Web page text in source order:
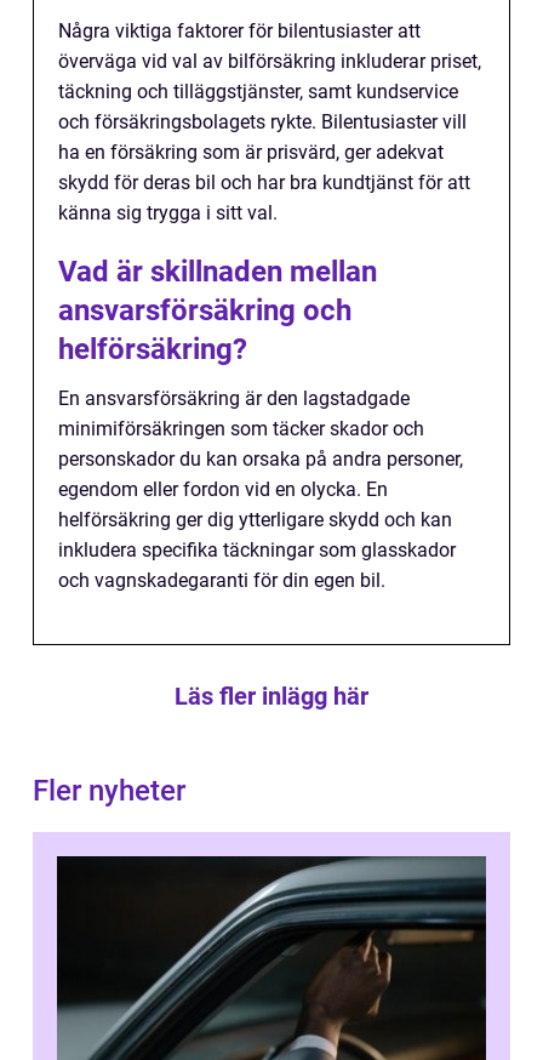
Några viktiga faktorer för bilentusiaster att
överväga vid val av bilförsäkring inkluderar priset,
täckning och tilläggstjänster, samt kundservice
och försäkringsbolagets rykte. Bilentusiaster vill
ha en försäkring som är prisvärd, ger adekvat
skydd för deras bil och har bra kundtjänst för att
känna sig trygga i sitt val.
Vad är skillnaden mellan
ansvarsförsäkring och
helförsäkring?
En ansvarsförsäkring är den lagstadgade
minimiförsäkringen som täcker skador och
personskador du kan orsaka på andra personer,
egendom eller fordon vid en olycka. En
helförsäkring ger dig ytterligare skydd och kan
inkludera specifika täckningar som glasskador
och vagnskadegaranti för din egen bil.
Läs fler inlägg här
Fler nyheter